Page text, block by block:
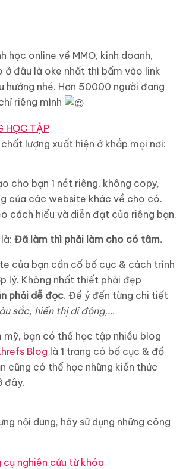
học online về MMO, kinh doanh,
ở đâu là oke nhất thì bấm vào link
hướng nhé. Hơn 50000 người đang
riêng mình
HỌC TẬP
lượng xuất hiện ở khắp mọi nơi:
cho bạn 1 nét riêng, không copy,
của các website khác về cho có.
cách hiểu và diễn đạt của riêng bạn.
Đã làm thì phải làm cho có tâm.
của bạn cần cố bố cục & cách trình
lý. Không nhất thiết phải đẹp
phải dễ đọc. Để ý đến từng chi tiết
sắc, hiển thị di động,…
mỹ, bạn có thể học tập nhiều blog
Blog là 1 trang có bố cục & đồ
cũng có thể học những kiến thức
đây.
nội dung, hãy sử dụng những công
cụ nghiên cứu từ khóa